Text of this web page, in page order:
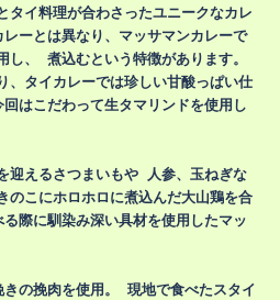
タイ料理が合わさったユニークなカレ
ーとは異なり、マッサマンカレーで
し、 煮込むという特徴があります。
、タイカレーでは珍しい甘酸っぱい仕
はこだわって生タマリンドを使用し
迎えるさつまいもや 人参、玉ねぎな
のこにホロホロに煮込んだ大山鶏を合
際に馴染み深い具材を使用したマッ
の挽肉を使用。 現地で食べたスタイ